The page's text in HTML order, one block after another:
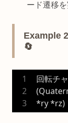
ード遷移
Example
🔄
回転チ
*ry *rz)